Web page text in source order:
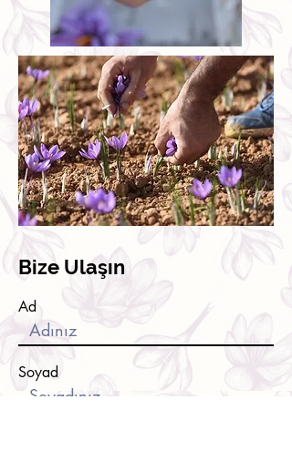
Bize Ulaşın
Ad
Soyad